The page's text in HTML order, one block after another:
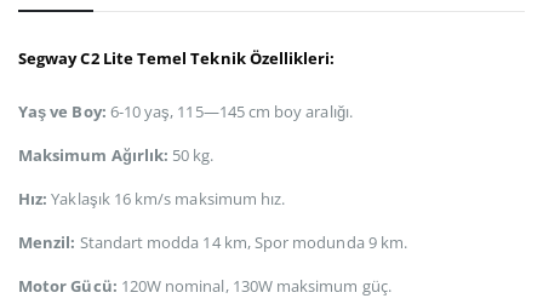
Segway C2 Lite Temel Teknik Özellikleri:
Yaş ve Boy: 6-10 yaş, 115—145 cm boy aralığı.
Maksimum Ağırlık: 50 kg.
Hız: Yaklaşık 16 km/s maksimum hız.
Menzil: Standart modda 14 km, Spor modunda 9 km.
Motor Gücü: 120W nominal, 130W maksimum güç.